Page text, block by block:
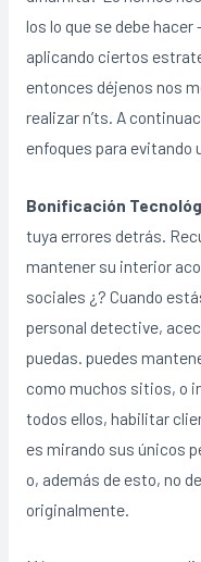
los lo que se debe
aplicando ciertos
entonces déjenos nos
realizar n’ts. A
enfoques para evitando
Bonificación
tuya errores detrás.
mantener su interior
sociales ¿? Cuando
personal detective,
puedas. puedes
como muchos sitios, o
todos ellos, habilitar
es mirando sus únicos
o, además de esto, no
originalmente.